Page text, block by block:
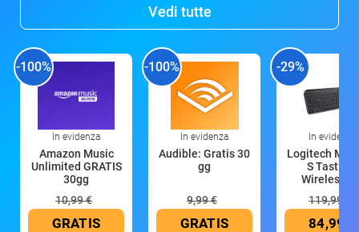
Vedi tutte
-100%
In evidenza
Amazon Music
Unlimited GRATIS
30gg
10,99 €
GRATIS
-100%
In evidenza
Audible: Gratis 30
gg
9,99 €
GRATIS
-29%
In evidenza
Logitech MX
S Tastiera
Wireless
119,99 €
84,99 €